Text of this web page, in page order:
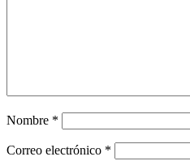
Nombre *
Correo electrónico *